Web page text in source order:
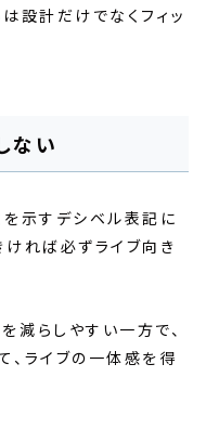
設計だけでなくフィッ
ない
示すデシベル表記に
れば必ずライブ向き
減らしやすい一方で、
ライブの一体感を得